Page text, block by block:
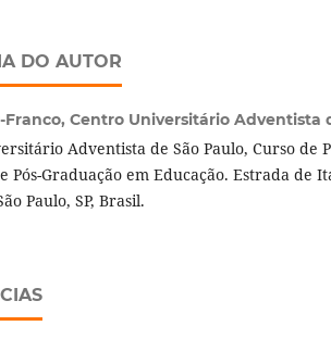
DO AUTOR
Franco, Centro Universitário Adventista
Adventista de São Paulo, Curso de
Pós-Graduação em Educação. Estrada de
Paulo, SP, Brasil.